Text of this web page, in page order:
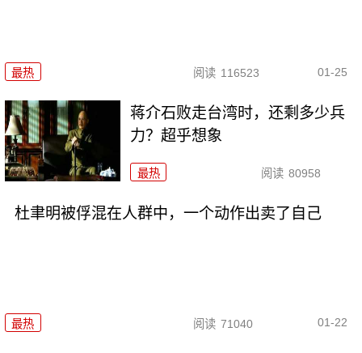
最热 阅读 116523 01-25
蒋介石败走台湾时，还剩多少兵
力？超乎想象
最热 阅读 80958
杜聿明被俘混在人群中，一个动作出卖了自己
最热 阅读 71040 01-22